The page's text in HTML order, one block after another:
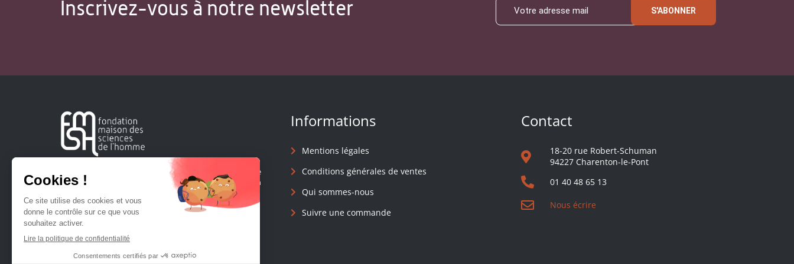
Inscrivez-vous à notre newsletter S'ABONNER
Créée en 1963, la Fondation Maison Sciences de l'Homme
soutient la recherche et la diffusion des connaissances en
Informations
Mentions légales
Conditions générales de ventes
Qui sommes-nous
Suivre une commande
Contact
18-20 rue Robert-Schuman
94227 Charenton-le-Pont
01 40 48 65 13
Nous écrire